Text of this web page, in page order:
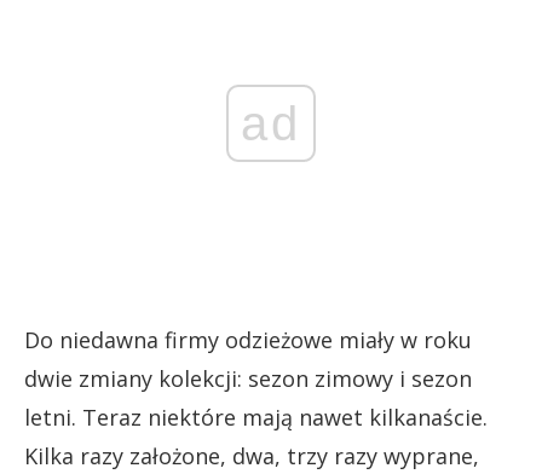
ad
Do niedawna firmy odzieżowe miały w roku
dwie zmiany kolekcji: sezon zimowy i sezon
letni. Teraz niektóre mają nawet kilkanaście.
Kilka razy założone, dwa, trzy razy wyprane,